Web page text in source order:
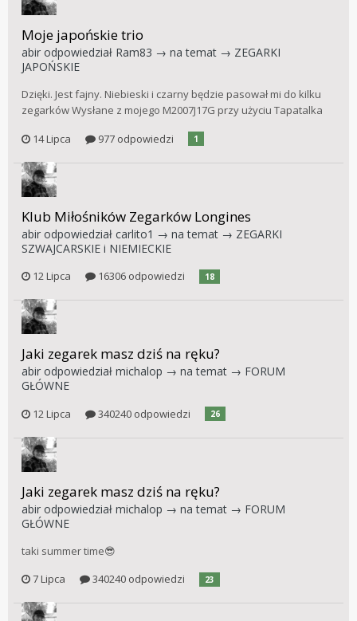
Moje japońskie trio
abir odpowiedział Ram83 → na temat → ZEGARKI
JAPOŃSKIE
Dzięki. Jest fajny. Niebieski i czarny będzie pasował mi do kilku
zegarków Wysłane z mojego M2007J17G przy użyciu Tapatalka
14 Lipca
977 odpowiedzi 1
Klub Miłośników Zegarków Longines
abir odpowiedział carlito1 → na temat → ZEGARKI
SZWAJCARSKIE i NIEMIECKIE
12 Lipca 16306 odpowiedzi 18
Jaki zegarek masz dziś na ręku?
abir odpowiedział michalop → na temat → FORUM
GŁÓWNE
12 Lipca 340240 odpowiedzi 26
Jaki zegarek masz dziś na ręku?
abir odpowiedział michalop → na temat → FORUM
GŁÓWNE
taki summer time😎
7 Lipca
340240 odpowiedzi 23